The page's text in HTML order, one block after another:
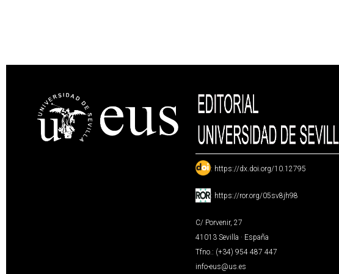
: https://dx.doi.org/10.12795
: https://ror.org/05sv8jh98
C/ Porvenir, 27
41013 Sevilla · España
Tfno.: (+34) 954 487 447
info-eus@us.es